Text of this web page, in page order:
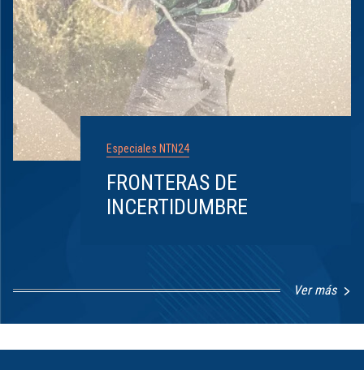
Especiales NTN24
FRONTERAS DE
INCERTIDUMBRE
Ver más
1
8